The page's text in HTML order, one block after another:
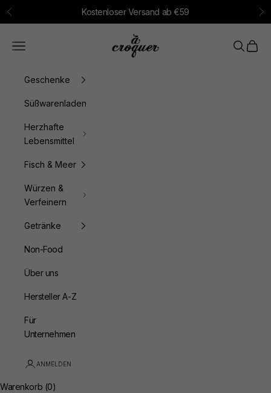
Zum Inhalt springen
Zurück Kostenloser Versand ab €59
à croquer
Menü Suchen
Geschenke
Süßwarenladen
Herzhafte
Lebensmittel
Fisch & Meer
Würzen &
Verfeinern
Getränke
Non-Food
Über uns
Hersteller A-Z
Für
Unternehmen
ANMELDEN
Warenkorb (0)